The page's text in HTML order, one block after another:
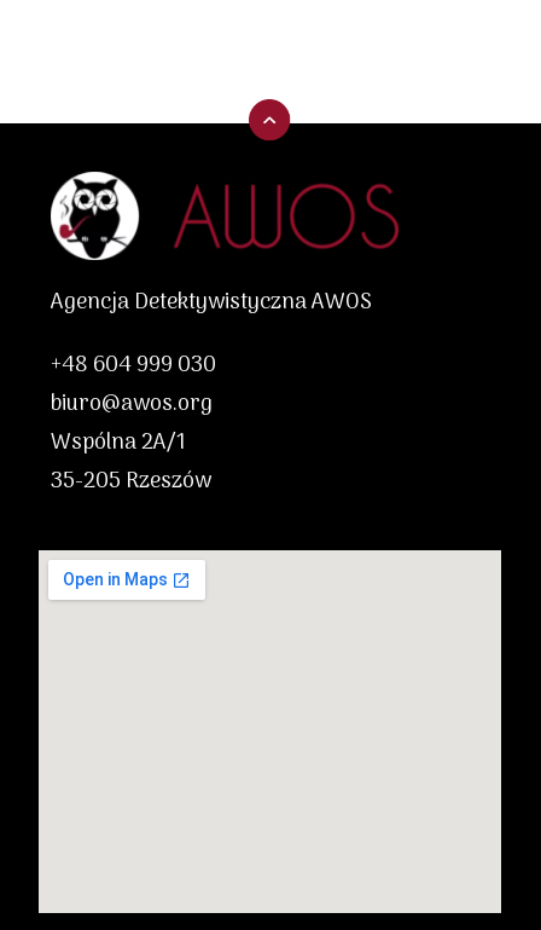
Agencja Detektywistyczna AWOS
+48 604 999 030
biuro@awos.org
Wspólna 2A/1
35-205 Rzeszów